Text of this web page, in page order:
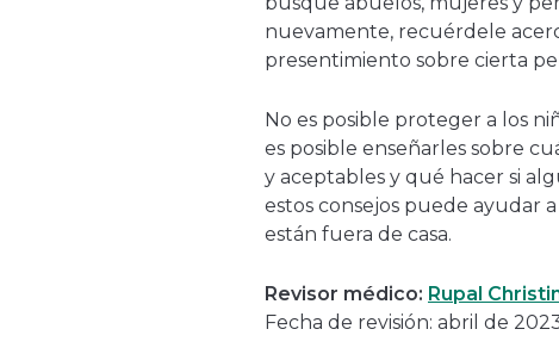
nuevamente, recuérdele
presentimiento sobre cierta
No es posible proteger a los
es posible enseñarles sobre
y aceptables y qué hacer si
estos consejos puede ayudar
están fuera de casa.
Revisor médico: Rupal
Fecha de revisión: abril de